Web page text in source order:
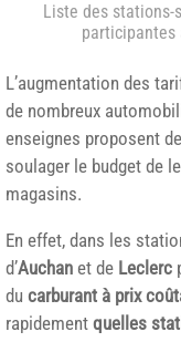
Liste des stations-
participantes
L’augmentation des
de nombreux
enseignes proposent
soulager le budget de
magasins.
En effet, dans les
d’Auchan et de Leclerc
du carburant à prix
rapidement quelles